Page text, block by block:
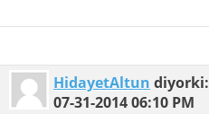
HidayetAltun diyorki:
07-31-201406:10 PM